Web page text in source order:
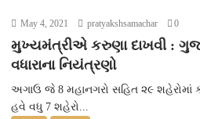
May 4, 2021 pratyakshsamachar 0
મુખ્યમંત્રીએ કરુણા દાખવી :
વધારાના નિયંત્રણો
અગાઉ જે 8 મહાનગરો સહિત ૨૯ શહેરોમાં
હવે વધુ 7 શહેરો...